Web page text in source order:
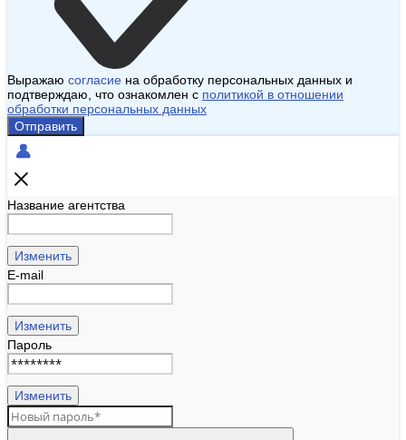
Выражаю согласие на обработку персональных данных и
подтверждаю, что ознакомлен с политикой в отношении
обработки персональных данных
Отправить
Название агентства
Изменить
E-mail
Изменить
Пароль
Изменить